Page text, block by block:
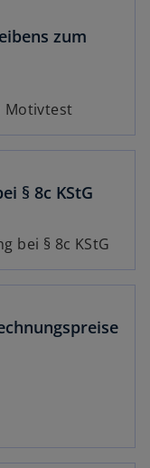
zum
Motivtest
§ 8c KStG
bei § 8c KStG